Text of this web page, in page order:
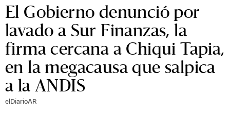
El Gobierno denunció por
lavado a Sur Finanzas, la
firma cercana a Chiqui Tapia,
en la megacausa que salpica
a la ANDIS
elDiarioAR